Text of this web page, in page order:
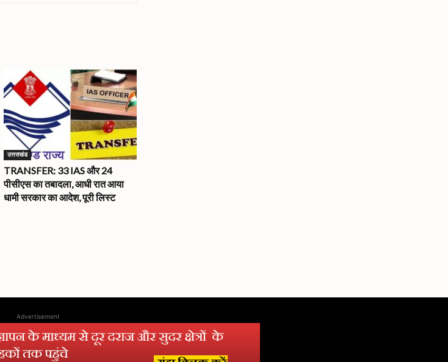
उत्तराखंड
TRANSFER: 33 IAS और 24
पीसीएस का तबादला, आधी रात आया
धामी सरकार का आदेश, पूरी लिस्ट
Advertisement